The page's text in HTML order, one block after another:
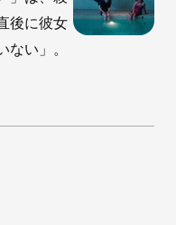
後に彼女
い」。